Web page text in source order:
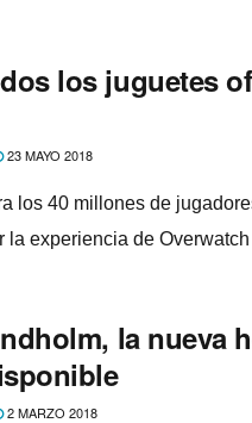
los juguetes
23 MAYO 2018
los 40 millones de
la experiencia de
la nueva
2 MARZO 2018